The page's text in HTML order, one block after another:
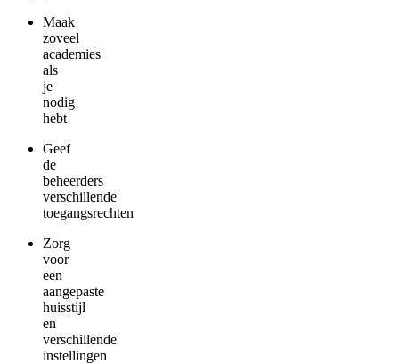
Maak
zoveel
academies
als
je
nodig
hebt
Geef
de
beheerders
verschillende
toegangsrechten
Zorg
voor
een
aangepaste
huisstijl
en
verschillende
instellingen